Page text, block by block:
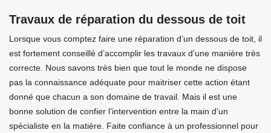
Travaux de réparation du dessous de toit
Lorsque vous comptez faire une réparation d’un dessous de toit, il
est fortement conseillé d’accomplir les travaux d’une manière très
correcte. Nous savons très bien que tout le monde ne dispose
pas la connaissance adéquate pour maitriser cette action étant
donné que chacun a son domaine de travail. Mais il est une
bonne solution de confier l’intervention entre la main d’un
spécialiste en la matière. Faite confiance à un professionnel pour